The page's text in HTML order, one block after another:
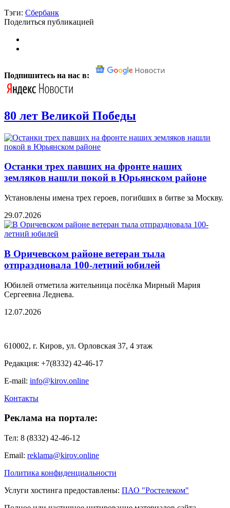
Тэги: Сбербанк
Поделиться публикацией
Подпишитесь на нас в:
80 лет Великой Победы
Останки трех павших на фронте наших
земляков нашли покой в Юрьянском районе
Установлены имена трех героев, погибших в битве за Москву.
29.07.2026
В Оричевском районе ветеран тыла
отпраздновала 100-летний юбилей
Юбилей отметила жительница посёлка Мирный Мария
Сергеевна Леднева.
12.07.2026
610002, г. Киров, ул. Орловская 37, 4 этаж
Редакция: +7(8332) 42-46-17
E-mail: info@kirov.online
Контакты
Реклама на портале:
Тел: 8 (8332) 42-46-12
Email: reklama@kirov.online
Политика конфиденциальности
Услуги хостинга предоставлены: ПАО "Ростелеком"